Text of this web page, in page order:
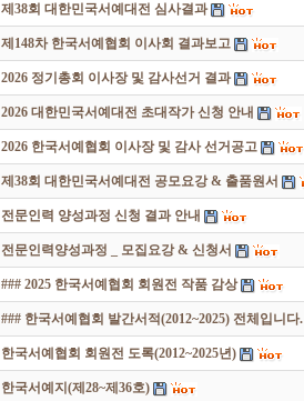
제38회 대한민국서예대전 심사결과
제148차 한국서예협회 이사회 결과보고
2026 정기총회 이사장 및 감사선거 결과
2026 대한민국서예대전 초대작가 신청 안내
2026 한국서예협회 이사장 및 감사 선거공고
제38회 대한민국서예대전 공모요강 & 출품원서
전문인력 양성과정 신청 결과 안내
전문인력양성과정 _ 모집요강 & 신청서
### 2025 한국서예협회 회원전 작품 감상
### 한국서예협회 발간서적(2012~2025) 전체입니다.
한국서예협회 회원전 도록(2012~2025년)
한국서예지(제28~제36호)